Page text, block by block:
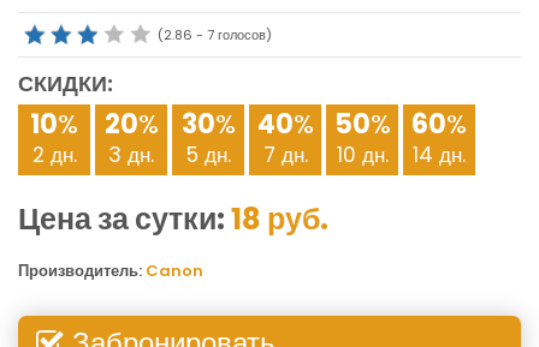
(2.86 - 7голосов)
СКИДКИ:
10%
2 дн.
20%
3 дн.
30%
5 дн.
40%
7 дн.
50%
10 дн.
60%
14 дн.
Цена за сутки:18 руб.
Производитель: Canon